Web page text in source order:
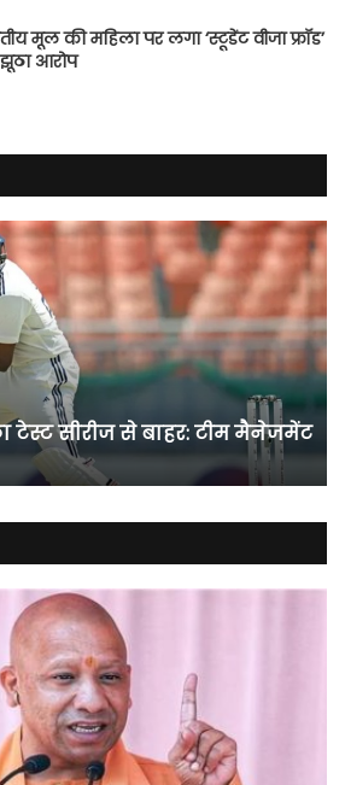
मूल की महिला पर लगा ‘स्टूडेंट वीजा फ्रॉड’
आरोप
टेस्ट सीरीज से बाहर: टीम मैनेजमेंट